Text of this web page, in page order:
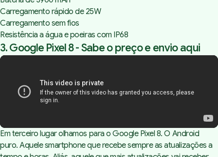
Carregamento rápido de 25W
Carregamento sem fios
Resistência a água e poeiras com IP68
3. Google Pixel 8 -Sabe o preço e envio aqui
Em terceiro lugar olhamos para o Google Pixel 8. O Android
puro. Aquele smartphone que recebe sempre as atualizações a